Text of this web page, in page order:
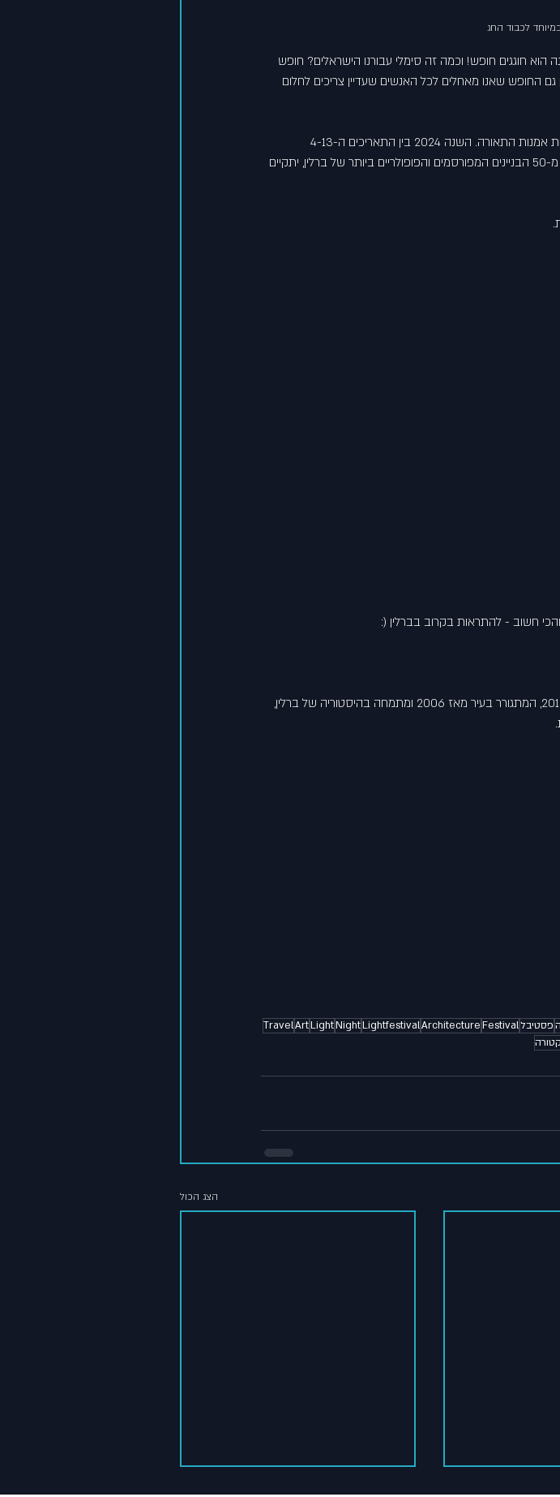
לכבוד החג
השנה הוא חוגגים חופש! וכמה זה סימלי עבורנו הישראלים? חופש
גם החופש שאנו מאחלים לכל האנשים שעדיין צריכים לחלום
באוקטובר בכל ערב בין השעות 19.00 ועד 23.00 בלילה, על יותר מ-50 הבניינים המפורסמים והפופולריים ביותר של ברלין, יתקיים
חשוב - להתראות בקרוב בברלין (:
מאמר זה נכתב על ידי אמיר בברלין, מדריך טיולים בברלין משנת 2013, המתגורר בעיר מאז 2006 ומתמחה בהיסטוריה של ברלין,
פסטיבלFestival
Architecture
Lightfestival
Night
Light
Art
Travel
הצג הכול